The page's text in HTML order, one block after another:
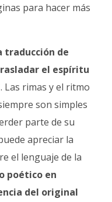
para hacer más
traducción de
el espíritu
. Las rimas y el ritmo
son simples
parte de su
apreciar la
el lenguaje de la
poético en
del original